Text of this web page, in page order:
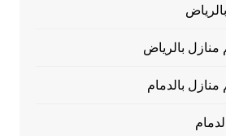
بالرياض
بالدمام